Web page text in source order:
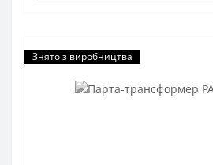
Знято з виробництва